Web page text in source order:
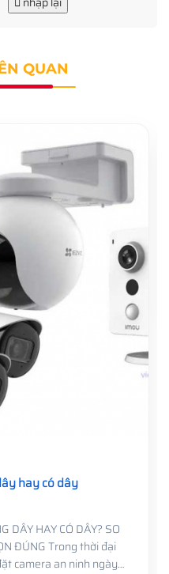
QUAN
công phổ biến hiện
phổ biến hiện nay
loại máy chấm công
cầu và mô hình doanh